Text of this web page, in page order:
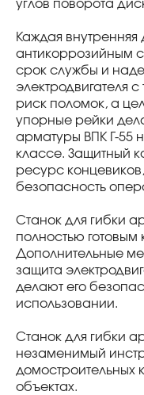
углов поворота
Каждая внутренняя
антикоррозийным
срок службы и
электродвигателя
риск поломок, а
упорные рейки
арматуры ВПК Г-55
классе. Защитный
ресурс
безопасность
Станок для гибки
полностью
Дополнительные
защита
делают его
использовании.
Станок для гибки
незаменимый
домостроительных
объектах.